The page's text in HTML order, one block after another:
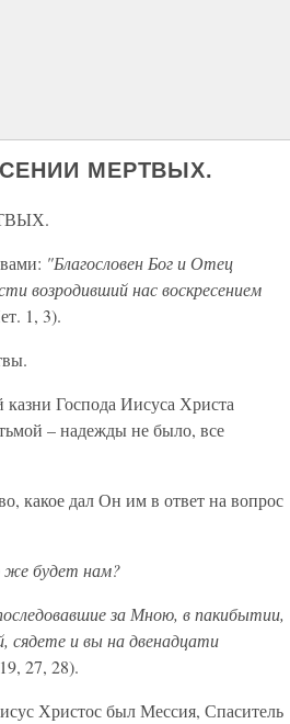
МЕРТВЫХ.
"Благословен Бог и Отец
возродивший нас воскресением
1, 3).
Господа Иисуса Христа
– надежды не было, все
какое дал Он им в ответ на вопрос
же будет нам?
за Мною, в пакибытии,
сядете и вы на двенадцати
27, 28).
Христос был Мессия, Спаситель